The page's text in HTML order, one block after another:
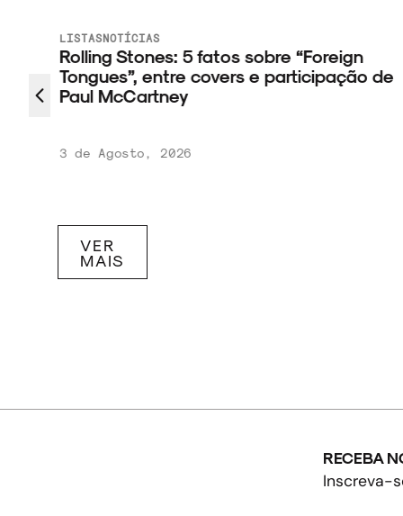
LISTASNOTÍCIAS
Rolling Stones: 5 fatos sobre “Foreign
Tongues”, entre covers e participação de
Paul McCartney
3 de Agosto, 2026
VER
MAIS
RECEBA
Inscreva-